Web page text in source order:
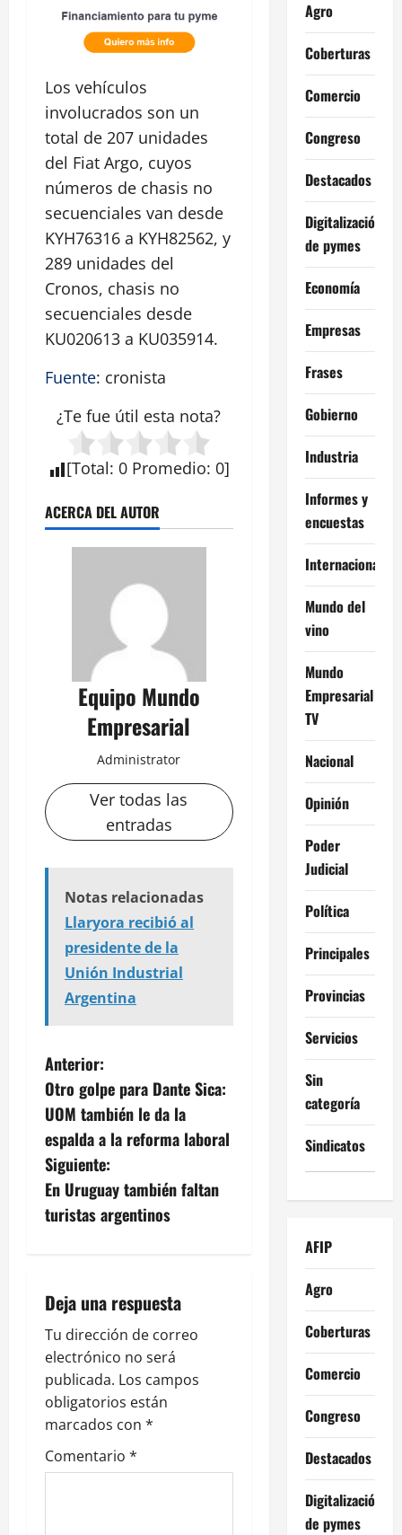
Los vehículos
involucrados son un
total de 207 unidades
del Fiat Argo, cuyos
números de chasis no
secuenciales van desde
KYH76316 a KYH82562, y
289 unidades del
Cronos, chasis no
secuenciales desde
KU020613 a KU035914.
Fuente: cronista
¿Te fue útil esta nota?
[Total: 0 Promedio: 0]
ACERCA DEL AUTOR
Equipo Mundo
Empresarial
Administrator
Ver todas las
entradas
Notas relacionadas
Llaryora recibió al
presidente de la
Unión Industrial
Argentina
N
a
v
e
g
c
i
ó
n
d
e
Anterior:
Otro golpe para Dante Sica:
UOM también le da la
espalda a la reforma laboral
Siguiente:
En Uruguay también faltan
turistas argentinos
Deja una respuesta
Tu dirección de correo
electrónico no será
publicada. Los campos
obligatorios están
marcados con *
Comentario *
Agro
Coberturas
Comercio
Congreso
Destacados
Digitalización
de pymes
Economía
Empresas
Frases
Gobierno
Industria
Informes y
encuestas
Internacional
Mundo del
vino
Mundo
Empresarial
TV
Nacional
Opinión
Poder
Judicial
Política
Principales
Provincias
Servicios
Sin
categoría
Sindicatos
AFIP
Agro
Coberturas
Comercio
Congreso
Destacados
Digitalización
de pymes